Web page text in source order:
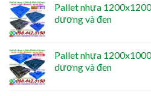
Pallet nhựa
dương và đen
Pallet nhựa
dương và đen